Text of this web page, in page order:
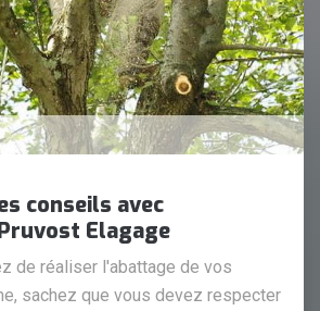
conseils avec
Elagage
de réaliser l'abattage de vos
sachez que vous devez respecter